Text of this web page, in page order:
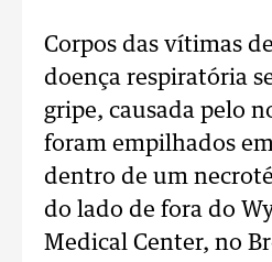
Corpos das vítimas
doença respiratória
gripe, causada pelo
foram empilhados
dentro de um
do lado de fora do
Medical Center, no